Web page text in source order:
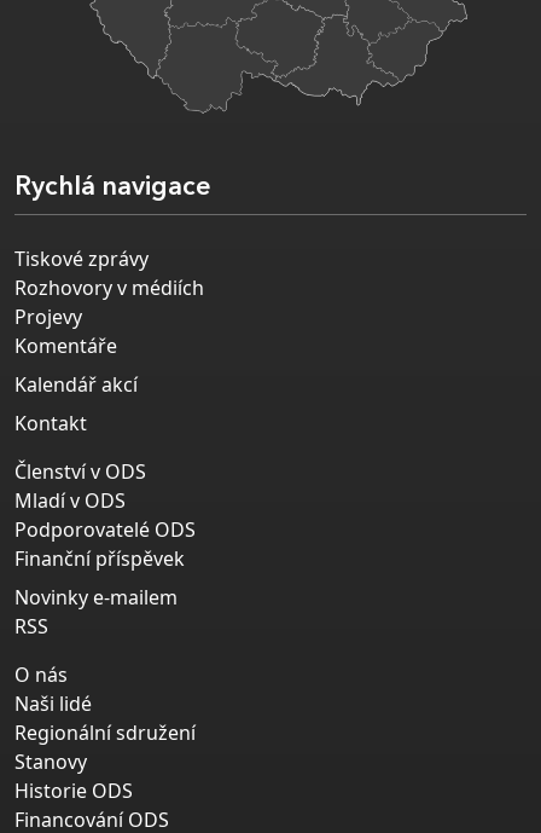
Rychlá navigace
Tiskové zprávy
Rozhovory v médiích
Projevy
Komentáře
Kalendář akcí
Kontakt
Členství v ODS
Mladí v ODS
Podporovatelé ODS
Finanční příspěvek
Novinky e-mailem
RSS
O nás
Naši lidé
Regionální sdružení
Stanovy
Historie ODS
Financování ODS